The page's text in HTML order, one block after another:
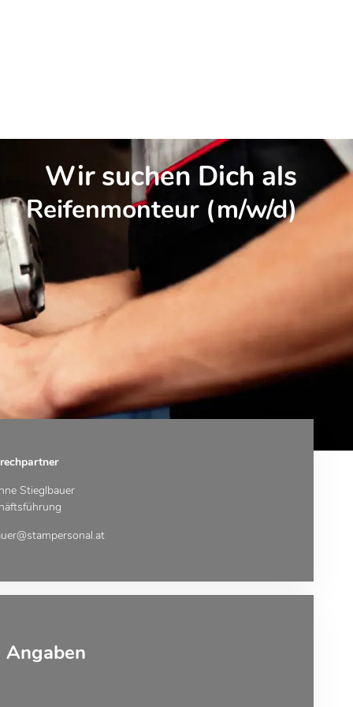
Wir suchen Dich als
Reifenmonteur (m/w/d)
Stieglbauer
Angaben